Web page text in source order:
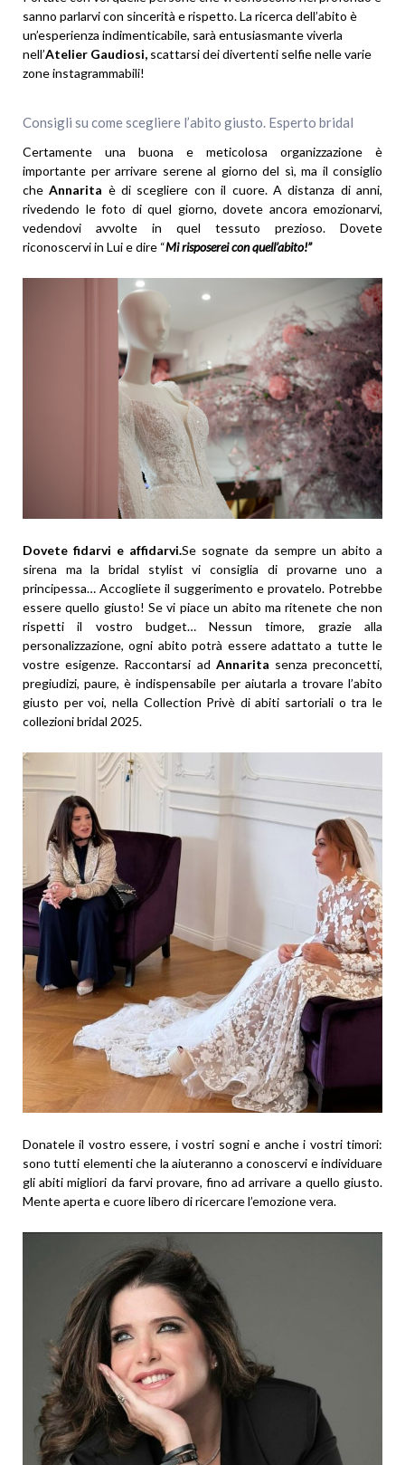
sanno parlarvi con sincerità e rispetto. La ricerca dell’abito è
un’esperienza indimenticabile, sarà entusiasmante viverla
nell’Atelier Gaudiosi, scattarsi dei divertenti selfie nelle varie
zone instagrammabili!
Consigli su come scegliere l’abito giusto. Esperto bridal
Certamente una buona e meticolosa organizzazione è
importante per arrivare serene al giorno del sì, ma il consiglio
cheAnnarita è di scegliere con il cuore. A distanza di anni,
rivedendo le foto di quel giorno, dovete ancora emozionarvi,
vedendovi avvolte in quel tessuto prezioso. Dovete
riconoscervi in Lui e dire “Mi risposerei con quell’abito!”
Dovete fidarvi e affidarvi.Se sognate da sempre un abito a
sirena ma la bridal stylist vi consiglia di provarne uno a
principessa… Accogliete il suggerimento e provatelo. Potrebbe
essere quello giusto! Se vi piace un abito ma ritenete che non
rispetti il vostro budget… Nessun timore, grazie alla
personalizzazione, ogni abito potrà essere adattato a tutte le
vostre esigenze. Raccontarsi ad Annarita senza preconcetti,
pregiudizi, paure, è indispensabile per aiutarla a trovare l’abito
giusto per voi, nella Collection Privè di abiti sartoriali o tra le
collezioni bridal 2025.
Donatele il vostro essere, i vostri sogni e anche i vostri timori:
sono tutti elementi che la aiuteranno a conoscervi e individuare
gli abiti migliori da farvi provare, fino ad arrivare a quello giusto.
Mente aperta e cuore libero di ricercare l’emozione vera.